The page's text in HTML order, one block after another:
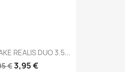
REALIS DUO 3.5...
€3,95 €